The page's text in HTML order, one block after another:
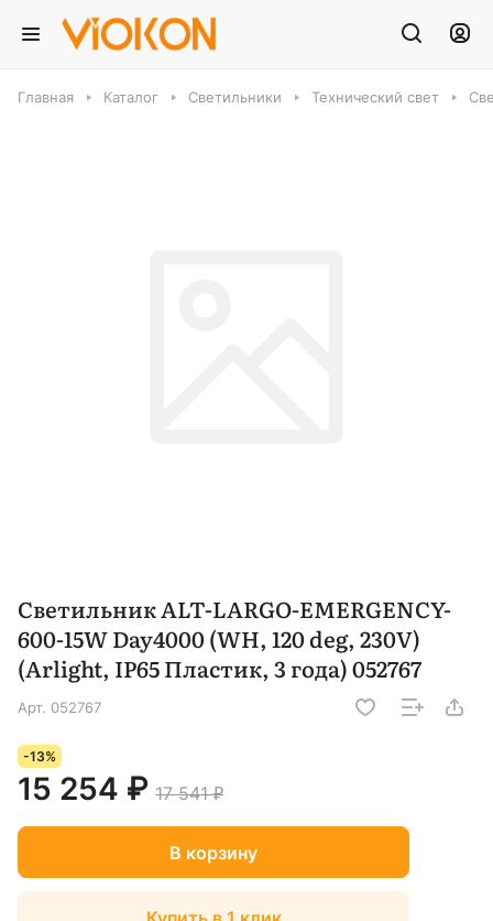
Главная Каталог Светильники Технический свет
Светильник ALT-LARGO-EMERGENCY-
600-15W Day4000 (WH, 120 deg, 230V)
(Arlight, IP65 Пластик, 3 года) 052767
Арт. 052767
-13%
15 254 ₽ 17 541 ₽
В корзину